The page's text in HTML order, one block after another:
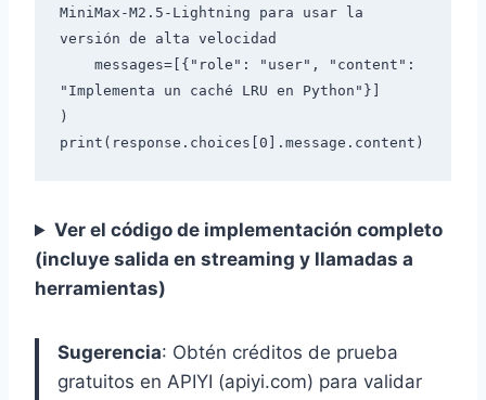
MiniMax-M2.5-Lightning para usar la
versión de alta velocidad
"Implementa un caché LRU en Python"}]
)
Ver el código de implementación completo
(incluye salida en streaming y llamadas a
herramientas)
Sugerencia: Obtén créditos de prueba
gratuitos en APIYI (apiyi.com) para validar